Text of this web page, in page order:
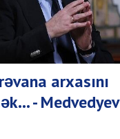
arxasını
- Medvedyev